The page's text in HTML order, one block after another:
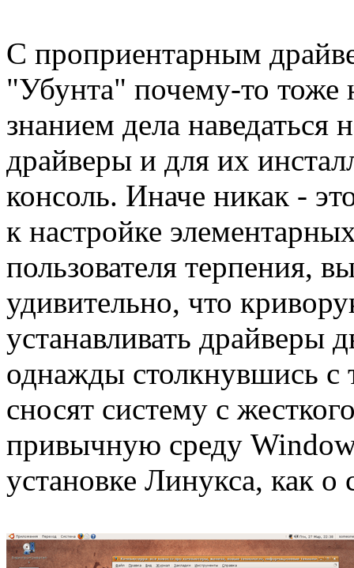
С проприентарным
"Убунта" почему-то тоже
знанием дела наведаться
драйверы и для их
консоль. Иначе никак -
к настройке
пользователя терпения,
удивительно, что
устанавливать
однажды столкнувшись с
сносят систему с
привычную среду
установке Линукса, как